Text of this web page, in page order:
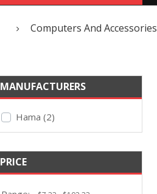
Computers And Accessories
MANUFACTURERS
Hama (2)
PRICE